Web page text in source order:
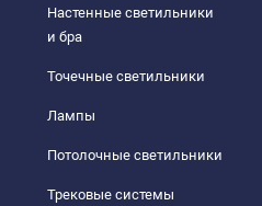
Настенные светильники
и бра
Точечные светильники
Лампы
Потолочные светильники
Трековые системы